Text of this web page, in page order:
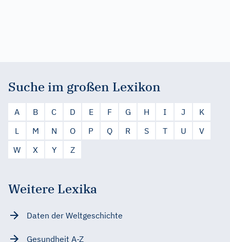
Suche im großen Lexikon
A B C D E F G H I J
K
L
M N O P Q R S T U
V
W
X Y Z
Weitere Lexika
Daten der Weltgeschichte
Gesundheit A-Z